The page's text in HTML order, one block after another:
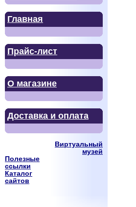
Главная
Прайс-лист
О магазине
Доставка и оплата
Виртуальный
музей
Полезные
ссылки
Каталог
сайтов